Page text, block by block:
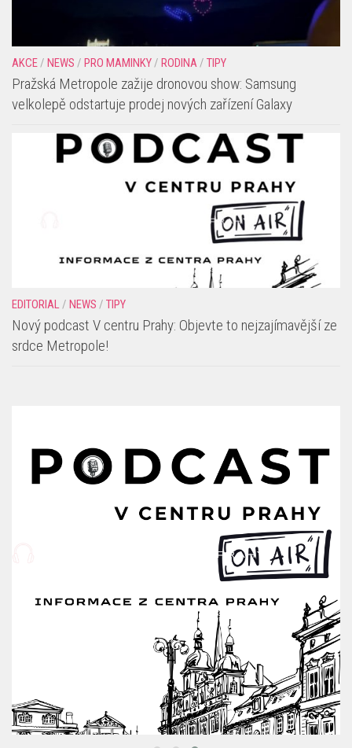
AKCE/ NEWS / PRO MAMINKY/ RODINA/ TIPY
Pražská Metropole zažije dronovou show: Samsung
velkolepě odstartuje prodej nových zařízení Galaxy
EDITORIAL/ NEWS / TIPY
Nový podcast V centru Prahy: Objevte to nejzajímavější ze
srdce Metropole!